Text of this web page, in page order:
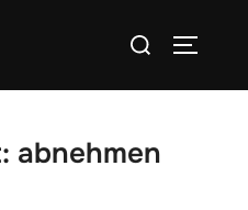
Suchen
abnehmen